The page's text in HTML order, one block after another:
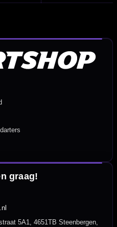
graag!
5A1, 4651TB Steenbergen,